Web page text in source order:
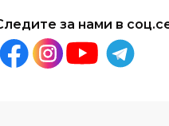
Другие